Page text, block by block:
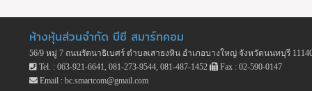
ห้างหุ้นส่วนจำกัด บีซี สมาร์ทคอม
56/9 หมู่ 7 ถนนรัตนาธิเบศร์ ตำบลเสาธงหิน อำเภอบางใหญ่ จังหวัดนนทบุรี
Tel. : 063-921-6641, 081-273-9544, 081-487-1452
Fax : 02-590-0147
Email : bc.smartcom@gmail.com